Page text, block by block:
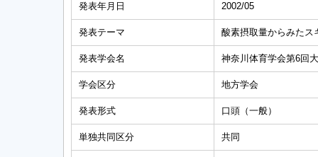
発表年月日 2002/05
発表テーマ 酸素摂取量からみたス
発表学会名 神奈川体育学会第6回
学会区分 地方学会
発表形式 口頭（一般）
単独共同区分 共同